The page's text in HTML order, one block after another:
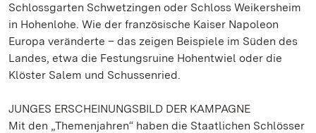
Schlossgarten Schwetzingen oder Schloss Weikersheim
in Hohenlohe. Wie der französische Kaiser Napoleon
Europa veränderte – das zeigen Beispiele im Süden des
Landes, etwa die Festungsruine Hohentwiel oder die
Klöster Salem und Schussenried.
JUNGES ERSCHEINUNGSBILD DER KAMPAGNE
Mit den „Themenjahren“ haben die Staatlichen Schlösser